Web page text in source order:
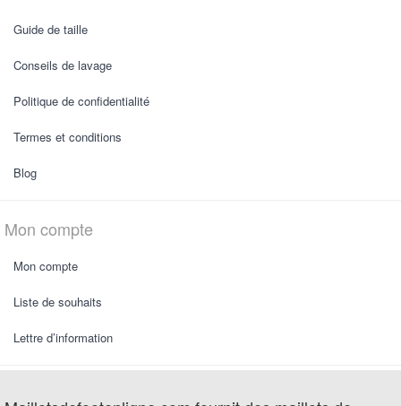
Guide de taille
Conseils de lavage
Politique de confidentialité
Termes et conditions
Blog
Mon compte
Mon compte
Liste de souhaits
Lettre d’information